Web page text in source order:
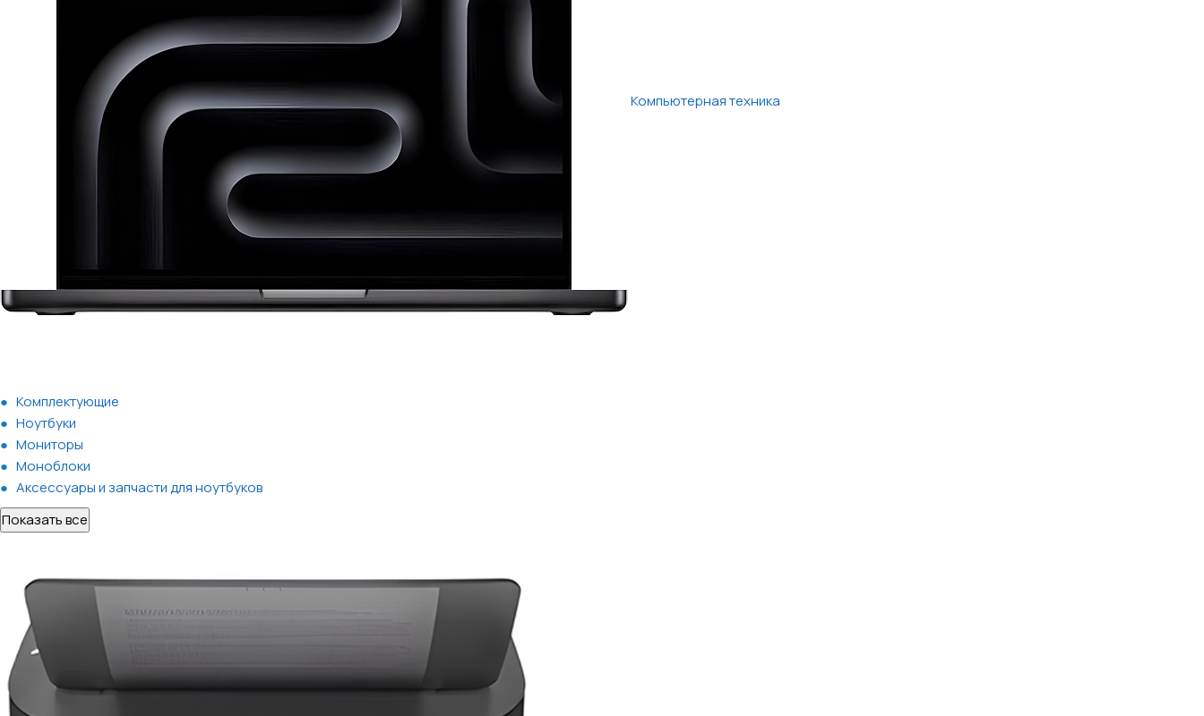
Компьютерная техника
Комплектующие
Ноутбуки
Мониторы
Моноблоки
Аксессуары и запчасти для ноутбуков
Показать все